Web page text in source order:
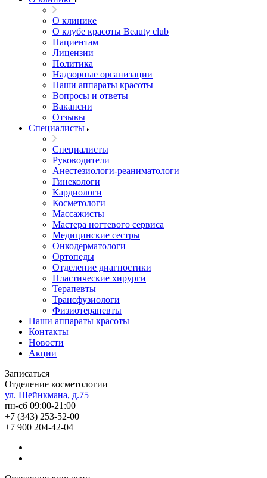
О клинике
О клубе красоты Beauty club
Пациентам
Лицензии
Политика
Надзорные организации
Наши аппараты красоты
Вопросы и ответы
Вакансии
Отзывы
Специалисты
Специалисты
Руководители
Анестезиологи-реаниматологи
Гинекологи
Кардиологи
Косметологи
Массажисты
Мастера ногтевого сервиса
Медицинские сестры
Онкодерматологи
Ортопеды
Отделение диагностики
Пластические хирурги
Терапевты
Трансфузиологи
Физиотерапевты
Наши аппараты красоты
Контакты
Новости
Акции
Записаться
Отделение косметологии
ул. Шейнкмана, д.75
пн-сб 09:00-21:00
+7 (343) 253-52-00
+7 900 204-42-04